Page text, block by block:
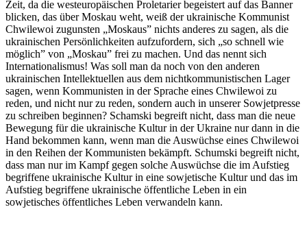
Zeit, da die westeuropäischen Proletarier begeistert auf das Banner
blicken, das über Moskau weht, weiß der ukrainische Kommunist
Chwilewoi zugunsten „Moskaus” nichts anderes zu sagen, als die
ukrainischen Persönlichkeiten aufzufordern, sich „so schnell wie
möglich” von „Moskau” frei zu machen. Und das nennt sich
Internationalismus! Was soll man da noch von den anderen
ukrainischen Intellektuellen aus dem nichtkommunistischen Lager
sagen, wenn Kommunisten in der Sprache eines Chwilewoi zu
reden, und nicht nur zu reden, sondern auch in unserer Sowjetpresse
zu schreiben beginnen? Schamski begreift nicht, dass man die neue
Bewegung für die ukrainische Kultur in der Ukraine nur dann in die
Hand bekommen kann, wenn man die Auswüchse eines Chwilewoi
in den Reihen der Kommunisten bekämpft. Schumski begreift nicht,
dass man nur im Kampf gegen solche Auswüchse die im Aufstieg
begriffene ukrainische Kultur in eine sowjetische Kultur und das im
Aufstieg begriffene ukrainische öffentliche Leben in ein
sowjetisches öffentliches Leben verwandeln kann.